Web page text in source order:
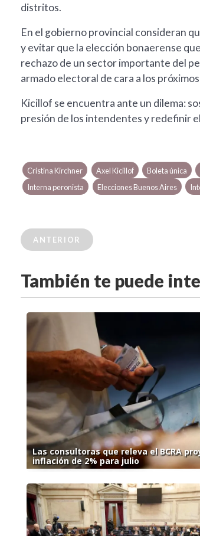
distritos.
En el gobierno provincial consideran
y evitar que la elección bonaerense
rechazo de un sector importante del
armado electoral de cara a los
Kicillof se encuentra ante un dilema:
presión de los intendentes y redefinir
Cristina Kirchner Axel Kicillof Boleta única
Interna peronista
Elecciones Buenos Aires
ANTERIOR
También te puede
Las consultoras que releva el BCRA
inflación de 2% para julio